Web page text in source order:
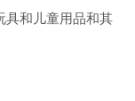
具和儿童用品和其